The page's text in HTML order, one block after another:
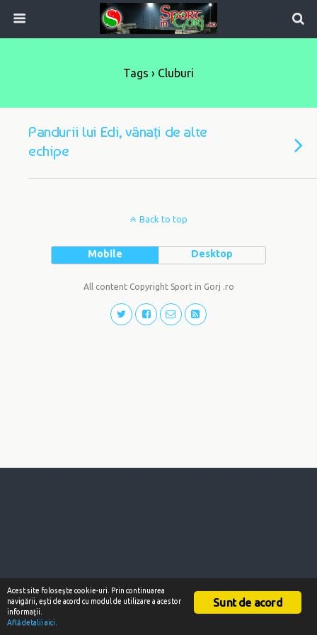
Tags › Cluburi
Pandurii lui Edi, vânați de alte
echipe
Back to top
Mobile Desktop
All content Copyright Sport in Gorj .ro
Sunt de acord
Acest site foloseşte cookie-uri. Prin continuarea
navigării, eşti de acord cu modul de utilizare a acestor
informaţii.
Află detalii aici.